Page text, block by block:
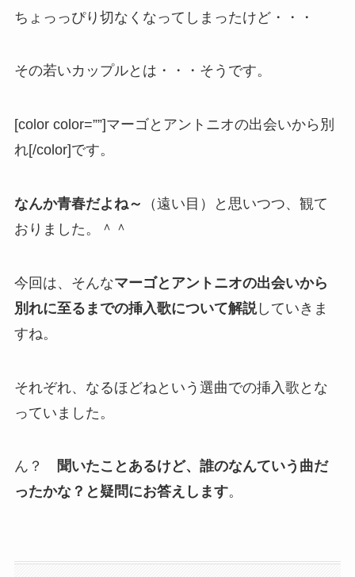
ちょっっぴり切なくなってしまったけど・・・
その若いカップルとは・・・そうです。
[color color=””]マーゴとアントニオの出会いから別
れ[/color]です。
なんか青春だよね～
（遠い目）と思いつつ、観て
おりました。＾＾
今回は、そんなマーゴとアントニオの出会いから
別れに至るまでの挿入歌について解説していきま
すね。
それぞれ、なるほどねという選曲での挿入歌とな
っていました。
ん？
聞いたことあるけど、誰のなんていう曲だ
ったかな？と疑問にお答えします。